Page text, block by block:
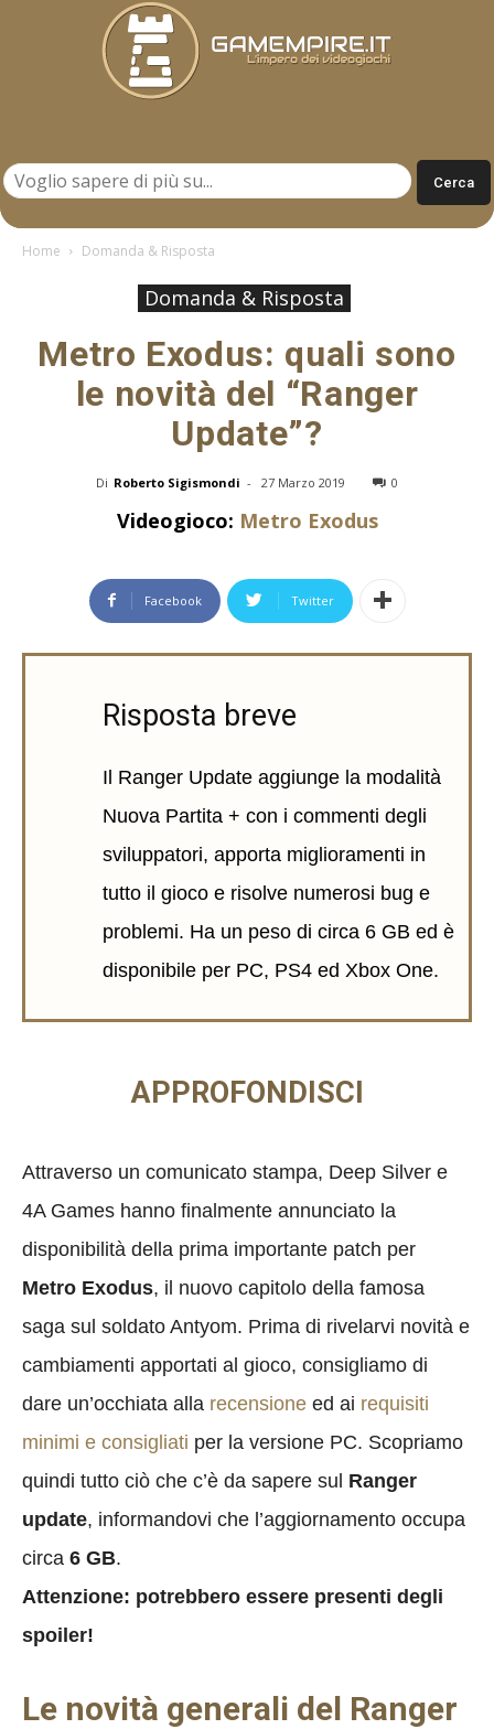
Home Domanda & Risposta
Domanda & Risposta
Metro Exodus: quali sono
le novità del “Ranger
Update”?
Di Roberto Sigismondi - 27 Marzo 2019 0
Videogioco: Metro Exodus
Facebook Twitter
Risposta breve
Il Ranger Update aggiunge la modalità
Nuova Partita + con i commenti degli
sviluppatori, apporta miglioramenti in
tutto il gioco e risolve numerosi bug e
problemi. Ha un peso di circa 6 GB ed è
disponibile per PC, PS4 ed Xbox One.
APPROFONDISCI
Attraverso un comunicato stampa, Deep Silver e
4A Games hanno finalmente annunciato la
disponibilità della prima importante patch per
Metro Exodus, il nuovo capitolo della famosa
saga sul soldato Antyom. Prima di rivelarvi novità e
cambiamenti apportati al gioco, consigliamo di
dare un’occhiata alla recensione ed ai requisiti
minimi e consigliati per la versione PC. Scopriamo
quindi tutto ciò che c’è da sapere sul Ranger
update, informandovi che l’aggiornamento occupa
circa 6 GB.
Attenzione: potrebbero essere presenti degli
spoiler!
Le novità generali del Ranger